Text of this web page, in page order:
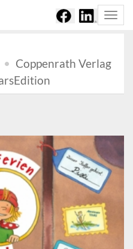
Coppenrath Verlag